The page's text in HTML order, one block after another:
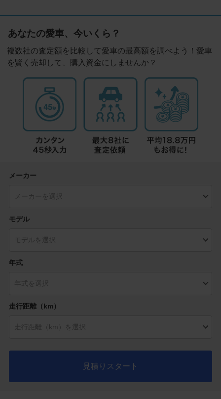
あなたの愛車、今いくら？
複数社の査定額を比較して愛車の最高額を調べよう！愛車
を賢く売却して、購入資金にしませんか？
メーカー
モデル
年式
走行距離（km）
見積りスタート